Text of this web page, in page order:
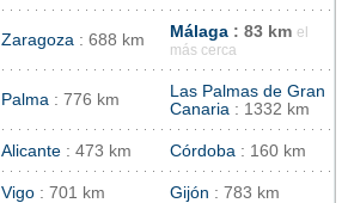
Zaragoza : 688 km Málaga : 83 km el
más cerca
Palma : 776 km
Las Palmas de Gran
Canaria : 1332 km
Alicante : 473 km Córdoba : 160 km
Vigo : 701 km Gijón : 783 km